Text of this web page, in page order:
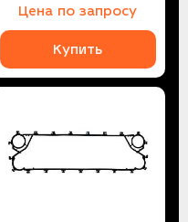
Цена по запросу
Купить